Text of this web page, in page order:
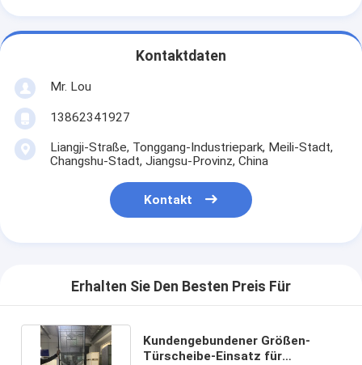
Kontaktdaten
Mr. Lou
13862341927
Liangji-Straße, Tonggang-Industriepark, Meili-Stadt,
Changshu-Stadt, Jiangsu-Provinz, China
Kontakt
Erhalten Sie Den Besten Preis Für
Kundengebundener Größen-
Türscheibe-Einsatz für